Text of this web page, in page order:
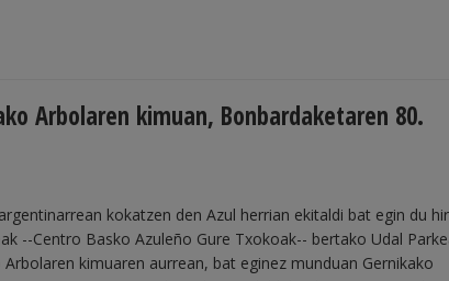
Arbolaren kimuan, Bonbardaketaren 80.
kokatzen den Azul herrian ekitaldi bat egin du
--Centro Basko Azuleño Gure Txokoak-- bertako Udal
kimuaren aurrean, bat eginez munduan Gernikako